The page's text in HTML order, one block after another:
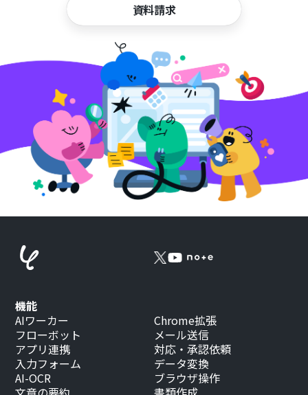
資料請求
機能
AIワーカー
フローボット
アプリ連携
入力フォーム
AI-OCR
Chrome拡張
メール送信
対応・承認依頼
データ変換
ブラウザ操作